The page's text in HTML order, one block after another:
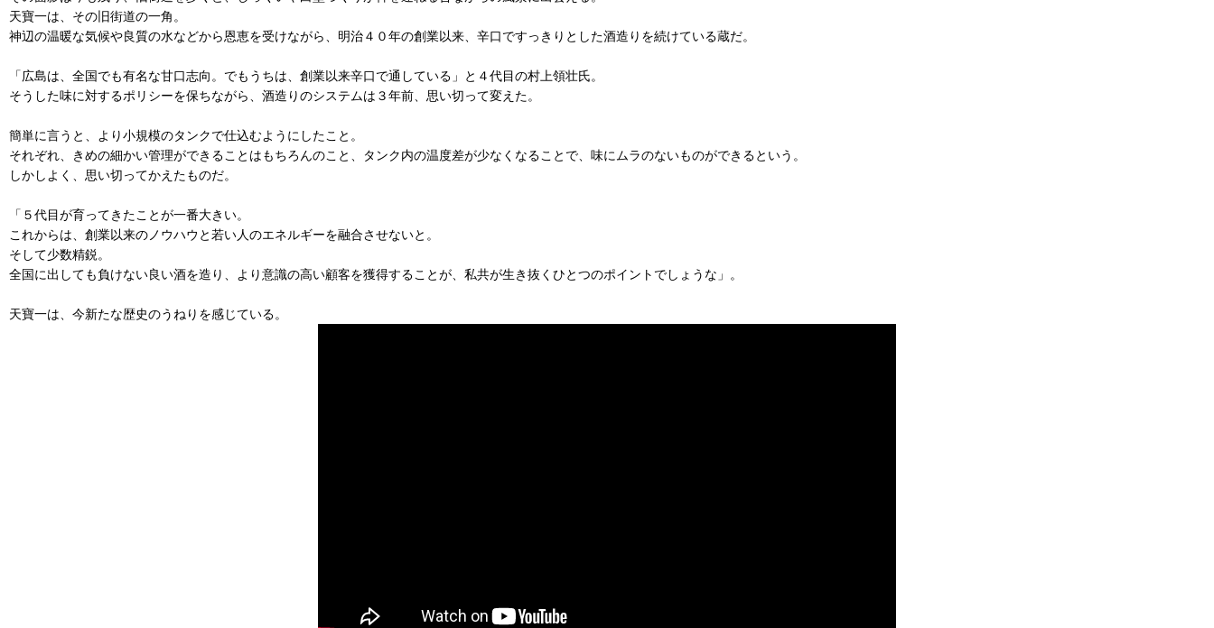
天寶一は、その旧街道の一角。
神辺の温暖な気候や良質の水などから恩恵を受けながら、明治４０年の創業以来、辛口ですっきりとした酒造りを続けている蔵だ。
「広島は、全国でも有名な甘口志向。でもうちは、創業以来辛口で通している」と４代目の村上領壮氏。
そうした味に対するポリシーを保ちながら、酒造りのシステムは３年前、思い切って変えた。
簡単に言うと、より小規模のタンクで仕込むようにしたこと。
それぞれ、きめの細かい管理ができることはもちろんのこと、タンク内の温度差が少なくなることで、味にムラのないものができるという。
しかしよく、思い切ってかえたものだ。
「５代目が育ってきたことが一番大きい。
これからは、創業以来のノウハウと若い人のエネルギーを融合させないと。
そして少数精鋭。
全国に出しても負けない良い酒を造り、より意識の高い顧客を獲得することが、私共が生き抜くひとつのポイントでしょうな」。
天寶一は、今新たな歴史のうねりを感じている。